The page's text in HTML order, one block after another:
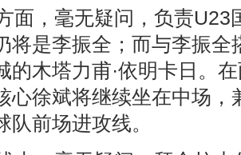
面，毫无疑问，负责U23
将是李振全；而与李振全
的木塔力甫·依明卡日。
心徐斌将继续坐在中场，
队前场进攻线。